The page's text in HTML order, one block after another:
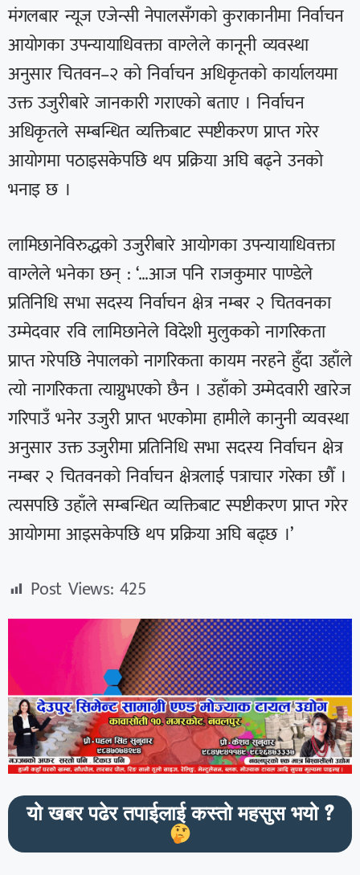
मंगलबार न्यूज एजेन्सी नेपालसँगको कुराकानीमा निर्वाचन
आयोगका उपन्यायाधिवक्ता वाग्लेले कानूनी व्यवस्था
अनुसार चितवन–२ को निर्वाचन अधिकृतको कार्यालयमा
उक्त उजुरीबारे जानकारी गराएको बताए । निर्वाचन
अधिकृतले सम्बन्धित व्यक्तिबाट स्पष्टीकरण प्राप्त गरेर
आयोगमा पठाइसकेपछि थप प्रक्रिया अघि बढ्ने उनको
भनाइ छ ।
लामिछानेविरुद्धको उजुरीबारे आयोगका उपन्यायाधिवक्ता
वाग्लेले भनेका छन् : ‘…आज पनि राजकुमार पाण्डेले
प्रतिनिधि सभा सदस्य निर्वाचन क्षेत्र नम्बर २ चितवनका
उम्मेदवार रवि लामिछानेले विदेशी मुलुकको नागरिकता
प्राप्त गरेपछि नेपालको नागरिकता कायम नरहने हुँदा उहाँले
त्यो नागरिकता त्याग्नुभएको छैन । उहाँको उम्मेदवारी खारेज
गरिपाउँ भनेर उजुरी प्राप्त भएकोमा हामीले कानुनी व्यवस्था
अनुसार उक्त उजुरीमा प्रतिनिधि सभा सदस्य निर्वाचन क्षेत्र
नम्बर २ चितवनको निर्वाचन क्षेत्रलाई पत्राचार गरेका छौँ ।
त्यसपछि उहाँले सम्बन्धित व्यक्तिबाट स्पष्टीकरण प्राप्त गरेर
आयोगमा आइसकेपछि थप प्रक्रिया अघि बढ्छ ।’
Post Views: 425
यो खबर पढेर तपाईलाई कस्तो महसुस भयो ?